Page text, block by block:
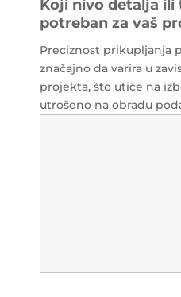
Koji nivo detalja ili
potreban za vaš
Preciznost prikupljanja
značajno da varira u
projekta, što utiče na
utrošeno na obradu